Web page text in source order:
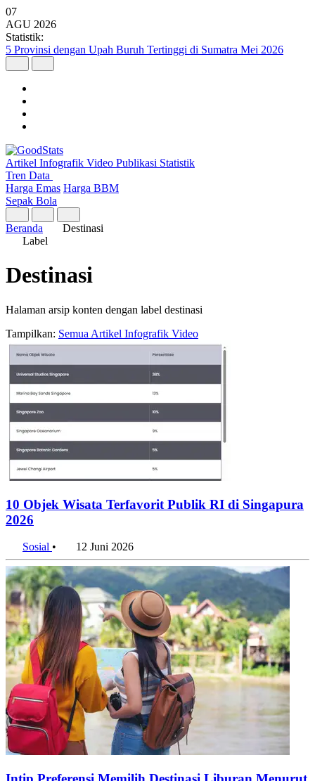
07
AGU 2026
Statistik:
5 Provinsi dengan Upah Buruh Tertinggi di Sumatra Mei 2026
Pulau Jawa Dominasi Struktur Ekonomi Nasional pada Triwulan II
2026
ArtikelInfografikVideoPublikasi
Tren Data
Harga Emas
Harga BBM
Sepak Bola
Destinasi
Halaman arsip konten dengan label destinasi
Tampilkan:
InfografikVideo
10 Objek Wisata Terfavorit Publik RI di Singapura
2026
Sosial• 12 Juni 2026